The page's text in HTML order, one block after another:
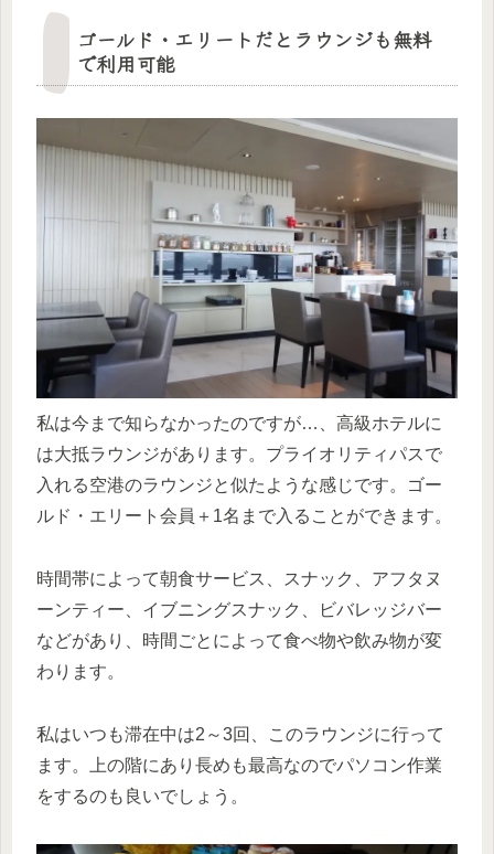
ゴールド・エリートだとラウンジも無料
で利用可能
私は今まで知らなかったのですが…、高級ホテルに
は大抵ラウンジがあります。プライオリティパスで
入れる空港のラウンジと似たような感じです。ゴー
ルド・エリート会員＋1名まで入ることができます。
時間帯によって朝食サービス、スナック、アフタヌ
ーンティー、イブニングスナック、ビバレッジバー
などがあり、時間ごとによって食べ物や飲み物が変
わります。
私はいつも滞在中は2～3回、このラウンジに行って
ます。上の階にあり長めも最高なのでパソコン作業
をするのも良いでしょう。